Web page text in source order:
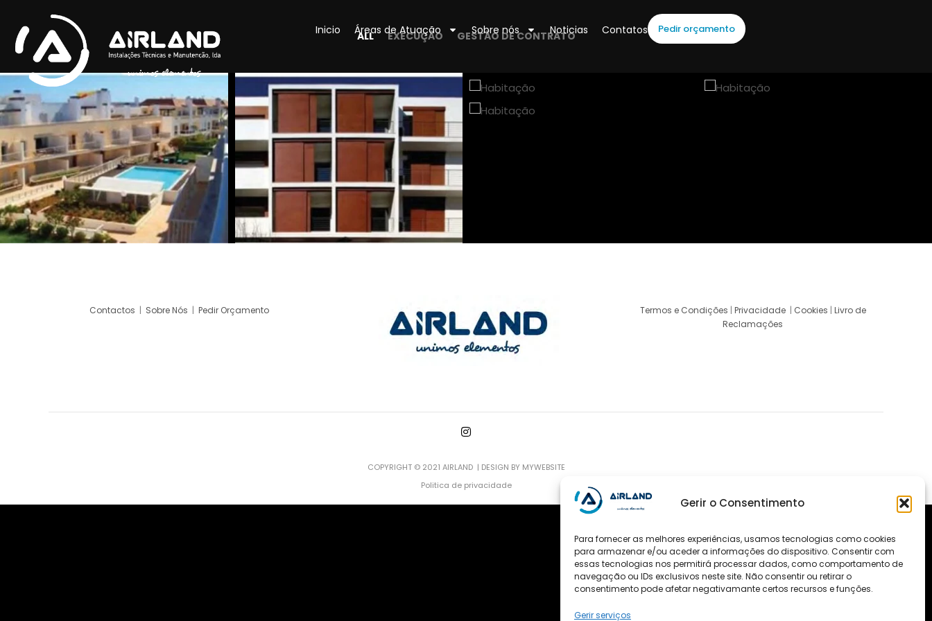
Gerir o Consentimento
Para fornecer as melhores experiências, usamos tecnologias como cookies
para armazenar e/ou aceder a informações do dispositivo. Consentir com
essas tecnologias nos permitirá processar dados, como comportamento de
navegação ou IDs exclusivos neste site. Não consentir ou retirar o
consentimento pode afetar negativamante certos recursos e funções.
Gerir serviços
Inicio Áreas de Atuação Sobre nós Noticias Contatos Pedir orçamento
ALL EXECUÇÃO GESTÃO DE CONTRATO
Contactos | Sobre Nós | Pedir Orçamento Termos e Condições | Privacidade | Cookies | Livro de
Reclamações
COPYRIGHT © 2021 AIRLAND | DESIGN BY MYWEBSITE
Politica de privacidade